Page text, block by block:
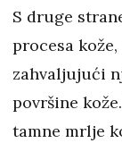
S druge
procesa
zahvaljujući
površine
tamne mrlje